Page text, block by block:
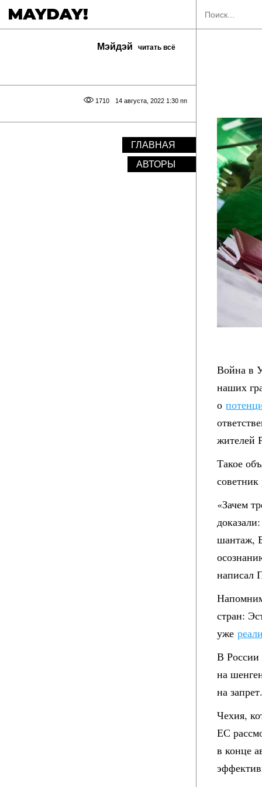
Мэйдэй читать всё
14 августа, 2022 1:30 пп
1710
ГЛАВНАЯ
АВТОРЫ
Война в
наших
о
жителей
Такое
«Зачем
шантаж,
написал
стран:
уже
В России
на
на
Чехия,
ЕС
в конце